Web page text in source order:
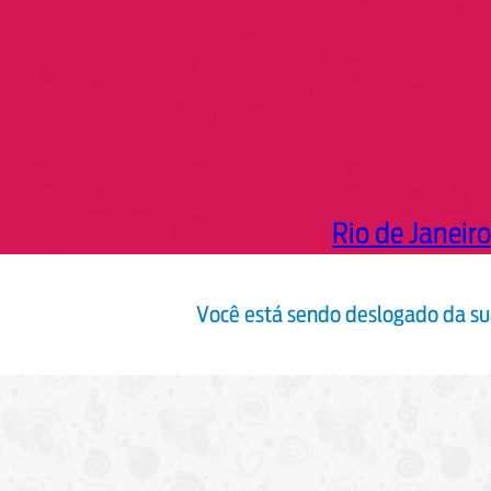
Rio de Janeiro
Você está sendo deslogado da